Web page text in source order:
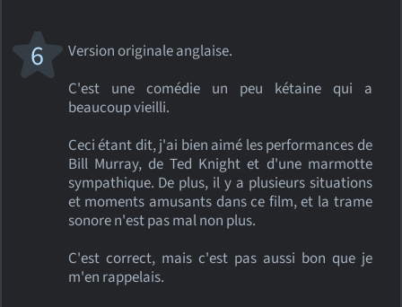
Version originale anglaise.
C'est une comédie un peu kétaine qui a
beaucoup vieilli.
Ceci étant dit, j'ai bien aimé les performances de
Bill Murray, de Ted Knight et d'une marmotte
sympathique. De plus, il y a plusieurs situations
et moments amusants dans ce film, et la trame
sonore n'est pas mal non plus.
C'est correct, mais c'est pas aussi bon que je
m'en rappelais.
6